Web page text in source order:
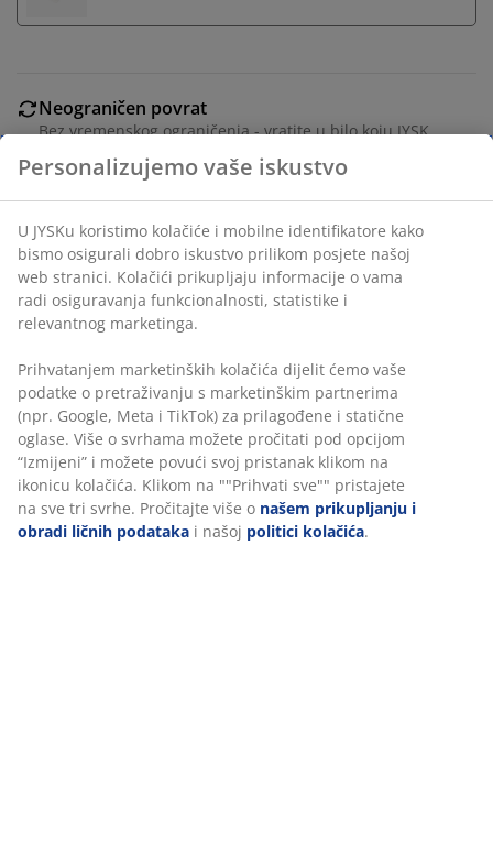
Neograničen povrat
Bez vremenskog ograničenja - vratite u bilo koju JYSK
prodavnicu
Garancija cijene
Fleksibilne opcije dostave
Brza i jednostavna dostava po vašem izboru
140x200 cm
šifra artikla: 6521642
Podaci o proizvodu
Personalizujemo vaše iskustvo
U JYSKu koristimo kolačiće i mobilne identifikatore kako
bismo osigurali dobro iskustvo prilikom posjete našoj
web stranici. Kolačići prikupljaju informacije o vama
radi osiguravanja funkcionalnosti, statistike i
relevantnog marketinga.
Prihvatanjem marketinških kolačića dijelit ćemo vaše
podatke o pretraživanju s marketinškim partnerima
(npr. Google, Meta i TikTok) za prilagođene i statične
oglase. Više o svrhama možete pročitati pod opcijom
“Izmijeni” i možete povući svoj pristanak klikom na
ikonicu kolačića. Klikom na ""Prihvati sve"" pristajete
na sve tri svrhe. Pročitajte više o našem prikupljanju i
obradi ličnih podataka i našoj politici kolačića.